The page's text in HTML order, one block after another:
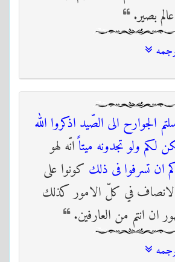
بصير.
الجوارح الى الصّيد اذكروا الله
لكم ولو تجدونه ميتاًانّه لهو
ان تسرفوا فى ذلك كونوا على
في كلّ الامور كذلك
ان انتم من العارفين.